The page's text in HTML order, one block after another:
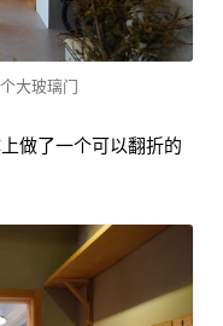
大玻璃门
做了一个可以翻折的